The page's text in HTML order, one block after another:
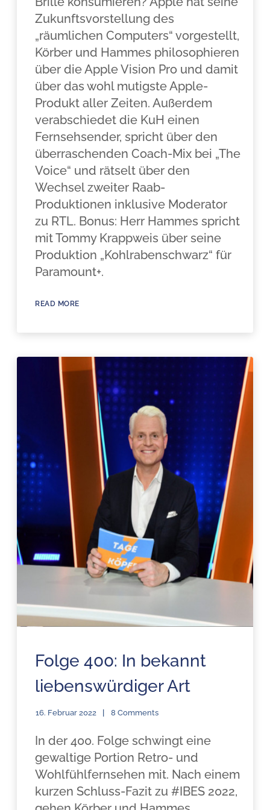
Zukunftsvorstellung des
„räumlichen Computers“ vorgestellt,
Körber und Hammes philosophieren
über die Apple Vision Pro und damit
über das wohl mutigste Apple-
Produkt aller Zeiten. Außerdem
verabschiedet die KuH einen
Fernsehsender, spricht über den
überraschenden Coach-Mix bei „The
Voice“ und rätselt über den
Wechsel zweiter Raab-
Produktionen inklusive Moderator
zu RTL. Bonus: Herr Hammes spricht
mit Tommy Krappweis über seine
Produktion „Kohlrabenschwarz“ für
Paramount+.
READ MORE
Folge 400: In bekannt
liebenswürdiger Art
16. Februar 2022 8 Comments
In der 400. Folge schwingt eine
gewaltige Portion Retro- und
Wohlfühlfernsehen mit. Nach einem
kurzen Schluss-Fazit zu #IBES 2022,